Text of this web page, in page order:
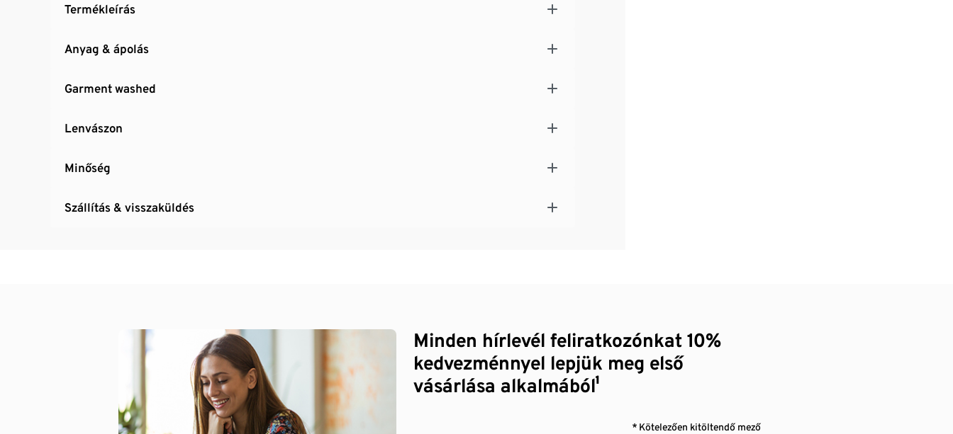
Termékleírás
Anyag & ápolás
Garment washed
Lenvászon
Minőség
Szállítás & visszaküldés
Minden hírlevél feliratkozónkat 10%
kedvezménnyel lepjük meg első
vásárlása alkalmából¹
* Kötelezően kitöltendő mező